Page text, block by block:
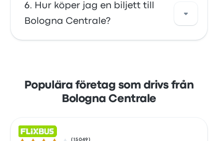
Du kan resa med FlixBus, Trenitalia eller
GoOpti för att komma till Bologna Centrale.
Bolagen erbjuder 4967 resor varje dag, med
den tidigaste avgången med buss 00:00 och
Hur köper jag en biljett till
Bologna Centrale?
enkelt att betala med kreditkort, inklusive
större kort som Mastercard, Visa, Amex med
flera, samt med tjänster som Apple Pay och
Populära företag som drivs från
Bologna Centrale
(15049 )